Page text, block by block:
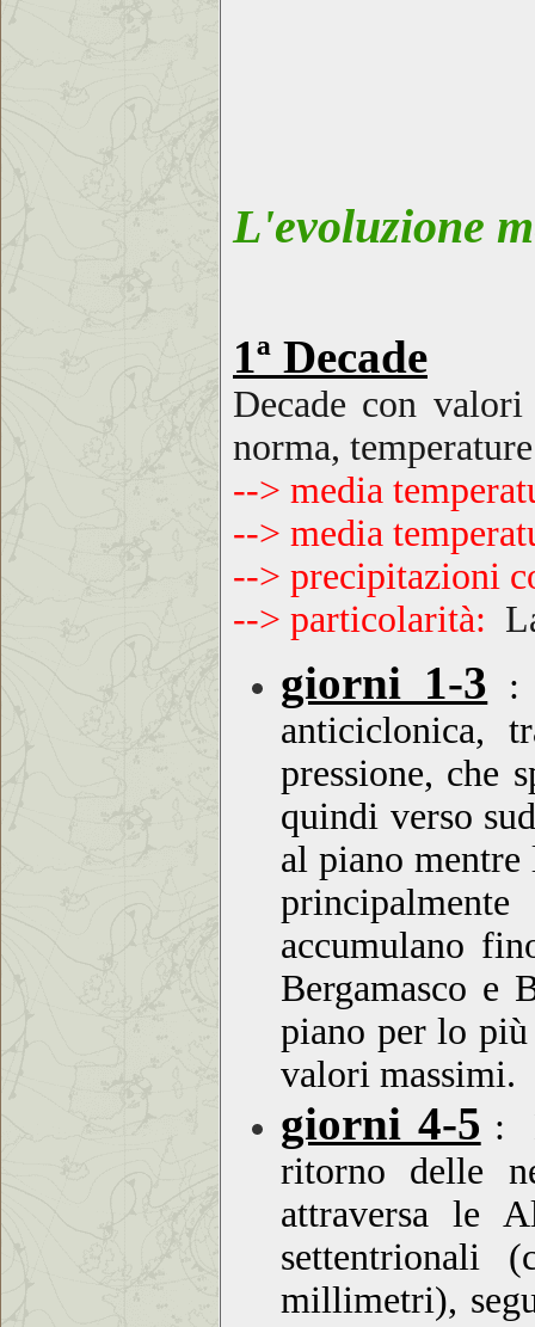
L'evoluzione
1ª Decade
Decade con valori
norma,
--> media
--> media
--> precipitazioni
--> particolarità:
giorni 1-3 :
anticiclonica,
pressione, che
quindi verso
al piano
accumulano
Bergamasco e
piano per lo
valori massimi.
giorni 4-5 :
ritorno delle
attraversa le
settentrionali
millimetri),